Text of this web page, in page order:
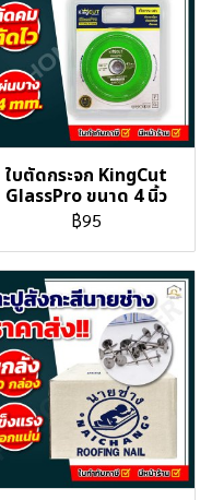
ใบตัดกระจก KingCut
GlassPro ขนาด 4 นิ้ว
฿95